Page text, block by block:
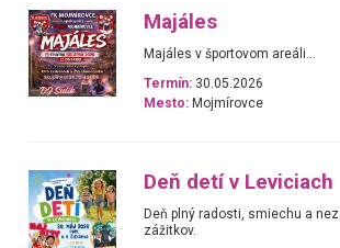
Majáles
Majáles v športovom areáli...
Termín: 30.05.2026
Mesto: Mojmírovce
Deň detí v Leviciach
Deň plný radosti, smiechu a
zážitkov.